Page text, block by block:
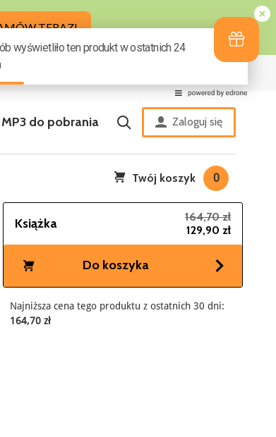
MP3 do pobrania Zaloguj się
Twój koszyk 0
Książka
164,70 zł
129,90 zł
Do koszyka
Najniższa cena tego produktu z ostatnich 30 dni:
164,70 zł